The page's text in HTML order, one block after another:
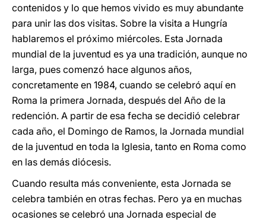
contenidos y lo que hemos vivido es muy abundante
para unir las dos visitas. Sobre la visita a Hungría
hablaremos el próximo miércoles. Esta Jornada
mundial de la juventud es ya una tradición, aunque no
larga, pues comenzó hace algunos años,
concretamente en 1984, cuando se celebró aquí en
Roma la primera Jornada, después del Año de la
redención. A partir de esa fecha se decidió celebrar
cada año, el Domingo de Ramos, la Jornada mundial
de la juventud en toda la Iglesia, tanto en Roma como
en las demás diócesis.
Cuando resulta más conveniente, esta Jornada se
celebra también en otras fechas. Pero ya en muchas
ocasiones se celebró una Jornada especial de